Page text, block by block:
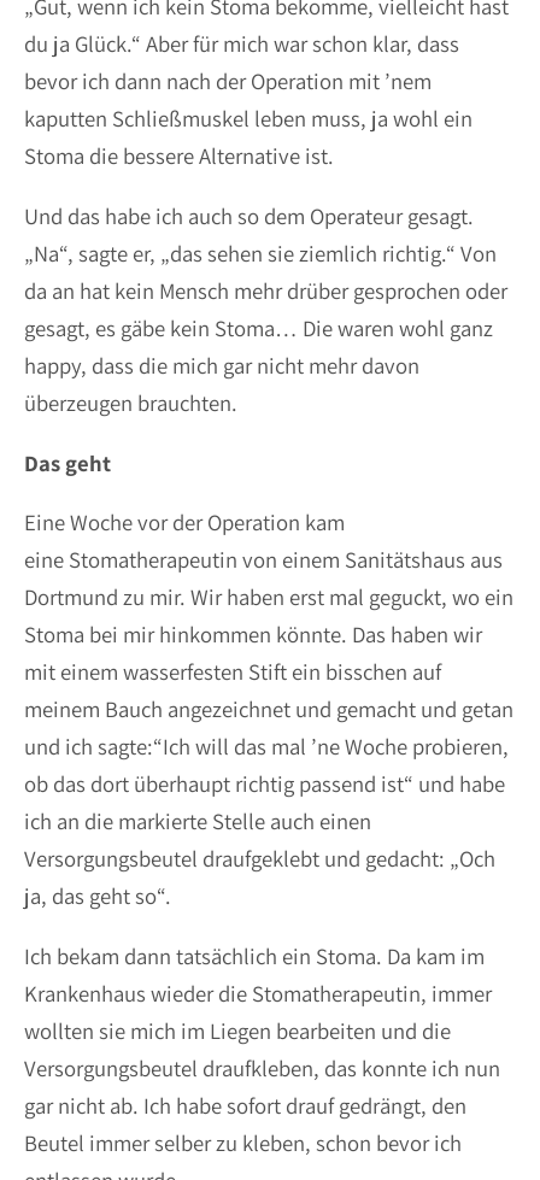
„Gut, wenn ich kein Stoma bekomme, vielleicht hast
du ja Glück.“ Aber für mich war schon klar, dass
bevor ich dann nach der Operation mit ’nem
kaputten Schließmuskel leben muss, ja wohl ein
Stoma die bessere Alternative ist.
Und das habe ich auch so dem Operateur gesagt.
„Na“, sagte er, „das sehen sie ziemlich richtig.“ Von
da an hat kein Mensch mehr drüber gesprochen oder
gesagt, es gäbe kein Stoma… Die waren wohl ganz
happy, dass die mich gar nicht mehr davon
überzeugen brauchten.
Das geht
Eine Woche vor der Operation kam
eine Stomatherapeutin von einem Sanitätshaus aus
Dortmund zu mir. Wir haben erst mal geguckt, wo ein
Stoma bei mir hinkommen könnte. Das haben wir
mit einem wasserfesten Stift ein bisschen auf
meinem Bauch angezeichnet und gemacht und getan
und ich sagte:“Ich will das mal ’ne Woche probieren,
ob das dort überhaupt richtig passend ist“ und habe
ich an die markierte Stelle auch einen
Versorgungsbeutel draufgeklebt und gedacht: „Och
ja, das geht so“.
Ich bekam dann tatsächlich ein Stoma. Da kam im
Krankenhaus wieder die Stomatherapeutin, immer
wollten sie mich im Liegen bearbeiten und die
Versorgungsbeutel draufkleben, das konnte ich nun
gar nicht ab. Ich habe sofort drauf gedrängt, den
Beutel immer selber zu kleben, schon bevor ich